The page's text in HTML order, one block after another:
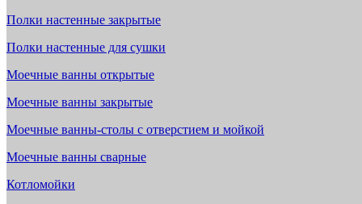
Полки настенные закрытые
Полки настенные для сушки
Моечные ванны открытые
Моечные ванны закрытые
Моечные ванны-столы с отверстием и мойкой
Моечные ванны сварные
Котломойки